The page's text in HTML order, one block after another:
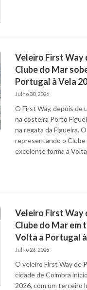
Veleiro First Way
Clube do Mar
Portugal à Vela
Julho 30, 2026
O First Way, depois de
na costeira Porto
na regata da Figueira.
representando o Clube
excelente forma a
Veleiro First Way
Clube do Mar em
Volta a Portugal
Julho 26, 2026
O veleiro First Way de
cidade de Coimbra
2026, com um terceiro